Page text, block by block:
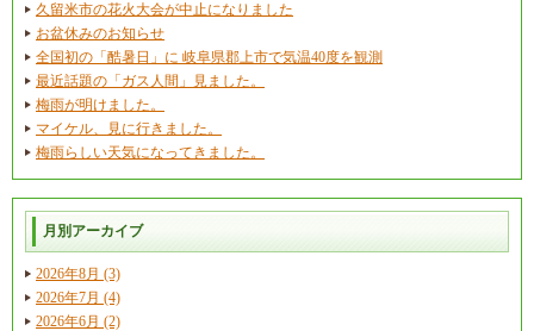
久留米市の花火大会が中止になりました
お盆休みのお知らせ
全国初の「酷暑日」に 岐阜県郡上市で気温40度を観測
最近話題の「ガス人間」見ました。
梅雨が明けました。
マイケル、見に行きました。
梅雨らしい天気になってきました。
月別アーカイブ
2026年8月 (3)
2026年7月 (4)
2026年6月 (2)